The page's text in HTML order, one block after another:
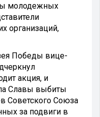
молодежных
организаций,
Победы вице-
акция, и
Славы выбиты
Советского Союза
за подвиги в